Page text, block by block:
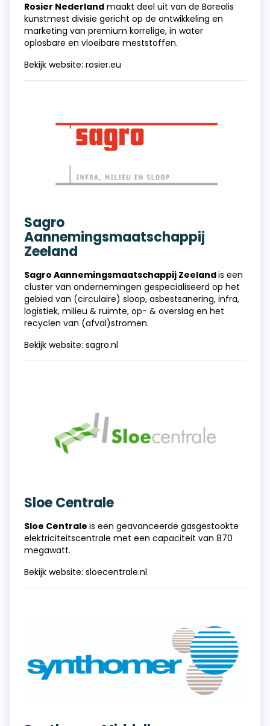
Rosier Nederland maakt deel uit van de Borealis
kunstmest divisie gericht op de ontwikkeling en
marketing van premium korrelige, in water
oplosbare en vloeibare meststoffen.
Bekijk website: rosier.eu
Sagro
Aannemingsmaatschappij
Zeeland
Sagro Aannemingsmaatschappij Zeelandis een
cluster van ondernemingen gespecialiseerd op het
gebied van (circulaire) sloop, asbestsanering, infra,
logistiek, milieu & ruimte, op- & overslag en het
recyclen van (afval)stromen.
Bekijk website: sagro.nl
Sloe Centrale
Sloe Centrale is een geavanceerde gasgestookte
elektriciteitscentrale met een capaciteit van 870
megawatt.
Bekijk website: sloecentrale.nl